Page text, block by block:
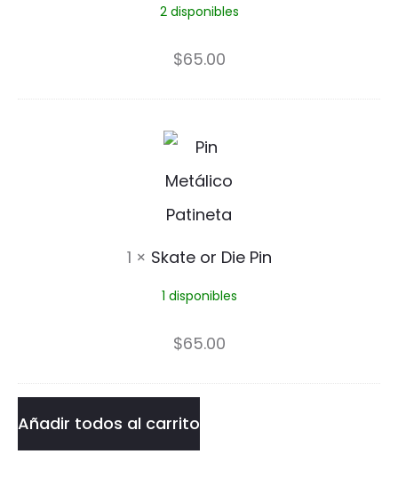
i
n
2 disponibles
$65.00
S
k
a
o
r
1 × Skate or Die Pin
1 disponibles
$65.00
Añadir todos al carrito